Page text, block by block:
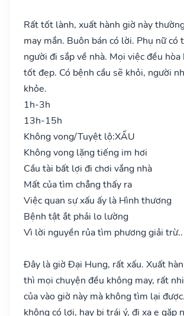
Rất tốt lành, xuất hành giờ này
may mắn. Buôn bán có lời. Phụ nữ có
người đi sắp về nhà. Mọi việc đều
tốt đẹp. Có bệnh cầu sẽ khỏi, người
khỏe.
1h-3h
13h-15h
Không vong/Tuyệt lộ:XẤU
Không vong lặng tiếng im hơi
Cầu tài bất lợi đi chơi vắng nhà
Mất của tìm chẳng thấy ra
Việc quan sự xấu ấy là Hình thương
Bệnh tật ắt phải lo lường
Vì lời nguyền rủa tìm phương giải trừ..
Đây là giờ Đại Hung, rất xấu. Xuất
thì mọi chuyện đều không may, rất
của vào giờ này mà không tìm lại
không có lợi, hay bị trái ý, đi xa e gặp